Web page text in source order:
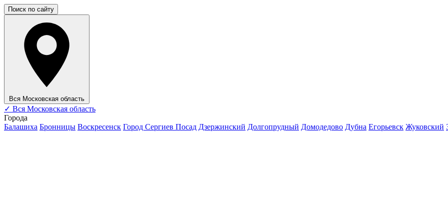
Поиск по сайту
Вся Московская область
✓ Вся Московская область
Города
Балашиха Бронницы Воскресенск Город Сергиев Посад Дзержинский Долгопрудный Домодедово Дубна Егорьевск Жуковский